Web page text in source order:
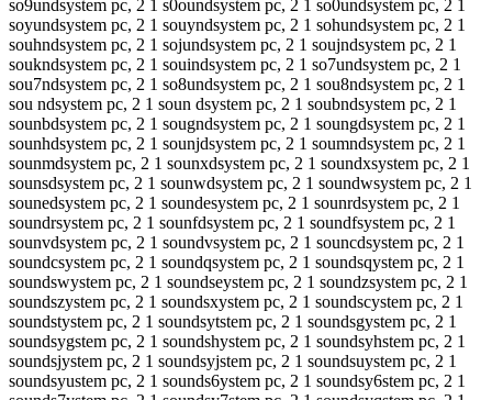
so9undsystem pc, 2 1 s0oundsystem pc, 2 1 so0undsystem pc, 2 1
soyundsystem pc, 2 1 souyndsystem pc, 2 1 sohundsystem pc, 2 1
souhndsystem pc, 2 1 sojundsystem pc, 2 1 soujndsystem pc, 2 1
soukndsystem pc, 2 1 souindsystem pc, 2 1 so7undsystem pc, 2 1
sou7ndsystem pc, 2 1 so8undsystem pc, 2 1 sou8ndsystem pc, 2 1
sou ndsystem pc, 2 1 soun dsystem pc, 2 1 soubndsystem pc, 2 1
sounbdsystem pc, 2 1 sougndsystem pc, 2 1 soungdsystem pc, 2 1
sounhdsystem pc, 2 1 sounjdsystem pc, 2 1 soumndsystem pc, 2 1
sounmdsystem pc, 2 1 sounxdsystem pc, 2 1 soundxsystem pc, 2 1
sounsdsystem pc, 2 1 sounwdsystem pc, 2 1 soundwsystem pc, 2 1
sounedsystem pc, 2 1 soundesystem pc, 2 1 sounrdsystem pc, 2 1
soundrsystem pc, 2 1 sounfdsystem pc, 2 1 soundfsystem pc, 2 1
sounvdsystem pc, 2 1 soundvsystem pc, 2 1 souncdsystem pc, 2 1
soundcsystem pc, 2 1 soundqsystem pc, 2 1 soundsqystem pc, 2 1
soundswystem pc, 2 1 soundseystem pc, 2 1 soundzsystem pc, 2 1
soundszystem pc, 2 1 soundsxystem pc, 2 1 soundscystem pc, 2 1
soundstystem pc, 2 1 soundsytstem pc, 2 1 soundsgystem pc, 2 1
soundsygstem pc, 2 1 soundshystem pc, 2 1 soundsyhstem pc, 2 1
soundsjystem pc, 2 1 soundsyjstem pc, 2 1 soundsuystem pc, 2 1
soundsyustem pc, 2 1 sounds6ystem pc, 2 1 soundsy6stem pc, 2 1